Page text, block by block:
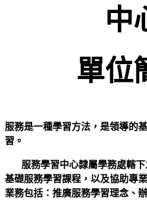
中
單位
服務是一種學習方法，是領導的
習。
服務學習中心隸屬學務處轄下
基礎服務學習課程，以及協助專
業務包括：推廣服務學習理念、